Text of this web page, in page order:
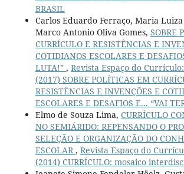
BRASIL
Carlos Eduardo Ferraço, Maria Luiza
Marco Antonio Oliva Gomes, SOBRE
CURRÍCULO E RESISTÊNCIAS E
COTIDIANOS ESCOLARES E
LUTA!” , Revista Espaço do
(2017) SOBRE POLÍTICAS EM
RESISTÊNCIAS E INVENÇÕES E
ESCOLARES E DESAFIOS E... “VAI
Elmo de Souza Lima, CURRÍCULO
NO SEMIÁRIDO: REPENSANDO O
SELEÇÃO E ORGANIZAÇÃO DO
ESCOLAR , Revista Espaço do
(2014) CURRÍCULO: mosaico